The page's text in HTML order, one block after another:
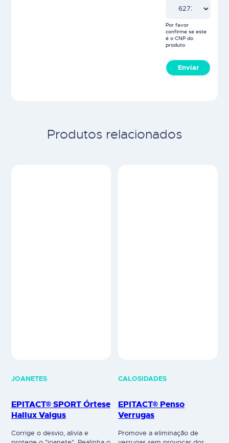
Por favor
confirme se este
é o CNP do
produto
Enviar
Produtos relacionados
JOANETES
EPITACT® SPORT Órtese
Hallux Valgus
Corrige o desvio, alivia e
CALOSIDADES
EPITACT® Penso
Verrugas
Promove a eliminação de